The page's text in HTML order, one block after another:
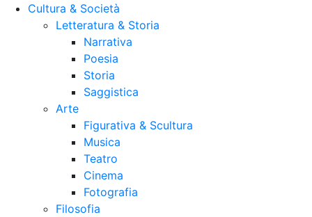
Cultura & Società
Letteratura & Storia
Narrativa
Poesia
Storia
Saggistica
Arte
Figurativa & Scultura
Musica
Teatro
Cinema
Fotografia
Filosofia